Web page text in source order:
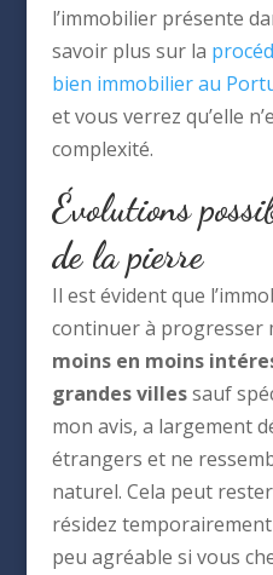
l’immobilier présente
savoir plus sur la
bien immobilier au
et vous verrez qu’elle
complexité.
Évolutions
de la pierre
Il est évident que
continuer à progresser
moins en moins
grandes villessauf
mon avis, a largement
étrangers et ne
naturel. Cela peut
résidez
peu agréable si vous